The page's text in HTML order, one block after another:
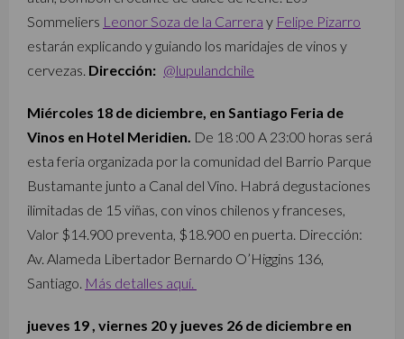
Sommeliers Leonor Soza de la Carrera y Felipe Pizarro
estarán explicando y guiando los maridajes de vinos y
cervezas. Dirección: @lupulandchile
Miércoles 18 de diciembre, en Santiago Feria de
Vinos en Hotel Meridien. De 18 :00 A 23:00 horas será
esta feria organizada por la comunidad del Barrio Parque
Bustamante junto a Canal del Vino. Habrá degustaciones
ilimitadas de 15 viñas, con vinos chilenos y franceses,
Valor $14.900 preventa, $18.900 en puerta. Dirección:
Av. Alameda Libertador Bernardo O’Higgins 136,
Santiago. Más detalles aquí.
jueves 19 , viernes 20 y jueves 26 de diciembre en